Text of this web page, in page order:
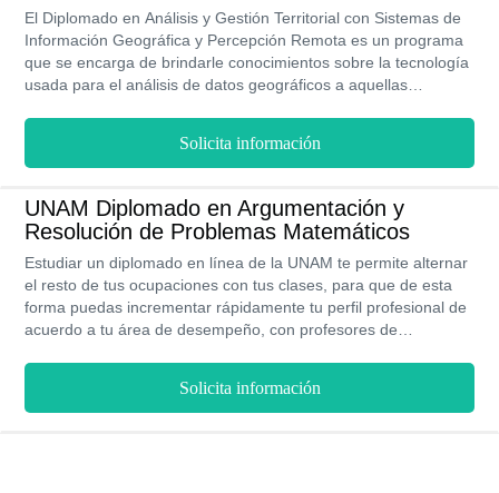
El Diplomado en Análisis y Gestión Territorial con Sistemas de
Información Geográfica y Percepción Remota es un programa
que se encarga de brindarle conocimientos sobre la tecnología
usada para el análisis de datos geográficos a aquellas
Este es un diplomado que se imparte de forma en línea en la
UNAM, y que tiene una duración aproximada de cinco meses.
Solicita información
UNAM Diplomado en Argumentación y
Resolución de Problemas Matemáticos
Estudiar un diplomado en línea de la UNAM te permite alternar
el resto de tus ocupaciones con tus clases, para que de esta
forma puedas incrementar rápidamente tu perfil profesional de
acuerdo a tu área de desempeño, con profesores de
formes con los mejores en educación a distancia.
Solicita información